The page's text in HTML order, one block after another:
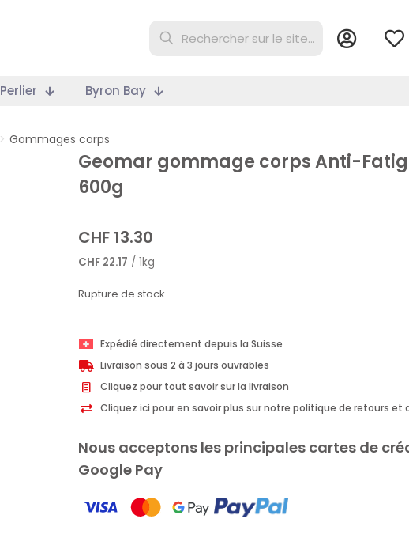
Perlier Byron Bay
> Gommages corps
Geomar gommage corps Anti-
600g
CHF 13.30
CHF 22.17 / 1kg
Rupture de stock
Expédié directement depuis la Suisse
Livraison sous 2 à 3 jours ouvrables
Cliquez pour tout savoir sur la livraison
Cliquez ici pour en savoir plus sur notre politique de retours et
Nous acceptons les principales cartes de
Google Pay